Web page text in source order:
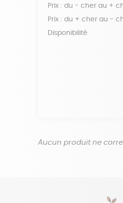
Prix : du - cher au +
Prix : du + cher au -
Disponibilité
Aucun produit ne